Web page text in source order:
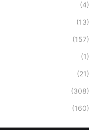
(4)
(13)
(157)
(1)
(21)
(308)
(160)